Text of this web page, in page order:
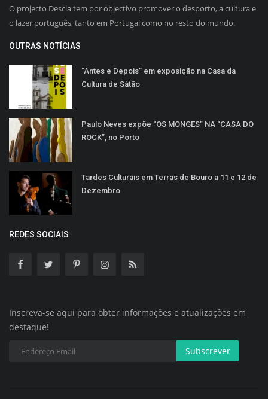
O projecto Descla tem por objectivo promover o desporto, a cultura e
o lazer português, tanto em Portugal como no resto do mundo.
OUTRAS NOTÍCIAS
“Antes e Depois” em exposição na Casa da
Cultura de Sátão
Paulo Neves expõe “OS MONGES” NA “CASA DO
ROCK”, no Porto
Tardes Culturais em Terras de Bouro a 11 e 12 de
Dezembro
REDES SOCIAIS
Inscreva-se aqui para obter informações e atualizações em
destaque!
Subscrever